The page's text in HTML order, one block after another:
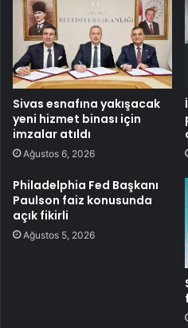
Sivas esnafına yakışacak
yeni hizmet binası için
imzalar atıldı
Ağustos 6, 2026
Philadelphia Fed Başkanı
Paulson faiz konusunda
açık fikirli
Ağustos 5, 2026